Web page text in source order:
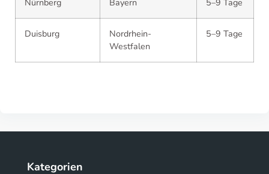
Nürnberg Bayern 5–9 Tage
Duisburg
Nordrhein-
Westfalen
5–9 Tage
Kategorien